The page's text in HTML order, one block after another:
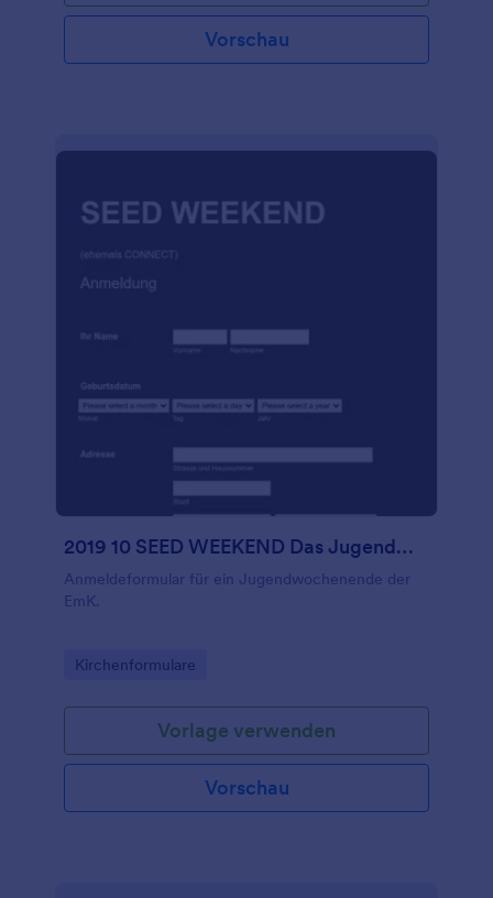
Vorschau
2019 10 SEED WEEKEND Das Jugendwochenende
Anmeldeformular für ein Jugendwochenende der
EmK.
Go to Category:
Kirchenformulare
Vorlage verwenden
Vorschau